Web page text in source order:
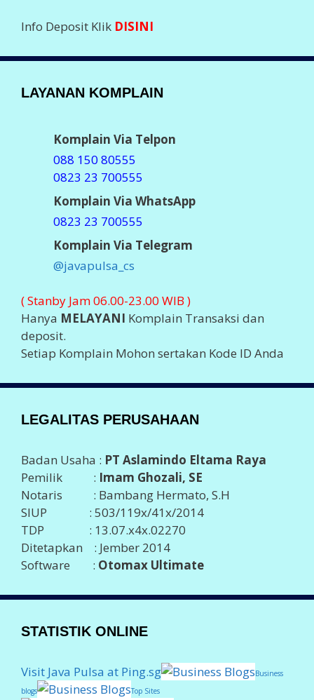
Info Deposit Klik DISINI
LAYANAN KOMPLAIN
Komplain Via Telpon
088 150 80555
0823 23 700555
Komplain Via WhatsApp
0823 23 700555
Komplain Via Telegram
@javapulsa_cs
( Stanby Jam 06.00-23.00 WIB )
Hanya MELAYANI Komplain Transaksi dan
deposit.
Setiap Komplain Mohon sertakan Kode ID Anda
LEGALITAS PERUSAHAAN
Badan Usaha : PT Aslamindo Eltama Raya
Pemilik : Imam Ghozali, SE
Notaris : Bambang Hermato, S.H
SIUP : 503/119x/41x/2014
TDP : 13.07.x4x.02270
Ditetapkan : Jember 2014
Software : Otomax Ultimate
STATISTIK ONLINE
Visit Java Pulsa at Ping.sg
Business
blogs
Top Sites